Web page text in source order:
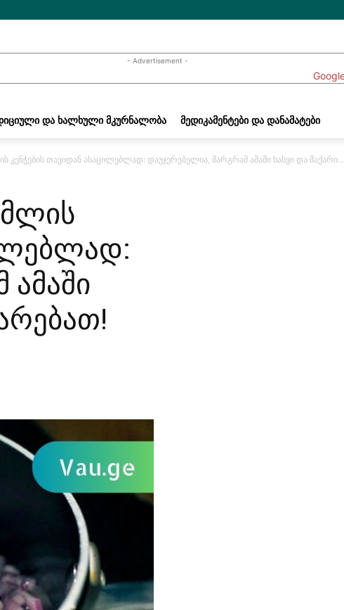
- Advertisement -
ᲓᲐ ᲮᲐᲚᲮᲣᲚᲘ ᲛᲙᲣᲠᲜᲐᲚᲝᲑᲐ ᲛᲔᲓᲘᲙᲐᲛᲔᲜᲢᲔᲑᲘ ᲓᲐ ᲓᲐᲜᲐᲛᲐᲢᲔᲑᲘ
თავიდან ასაცილებლად: დაუჯერებელია, მარგრამ ამაში ხახვი და შაქარი...